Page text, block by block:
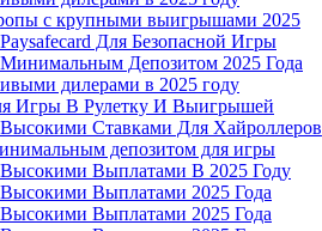
с крупными выигрышами 2025
Для Безопасной Игры
Депозитом 2025 Года
дилерами в 2025 году
Игры В Рулетку И Выигрышей
Ставками Для Хайроллеров
депозитом для игры
Выплатами В 2025 Году
Выплатами 2025 Года
Выплатами 2025 Года